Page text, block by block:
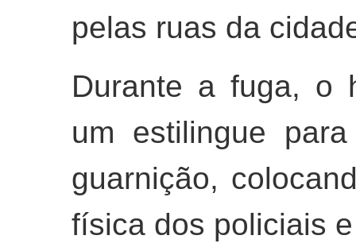
pelas ruas da
Durante a fuga, o
um estilingue
guarnição,
física dos policiais